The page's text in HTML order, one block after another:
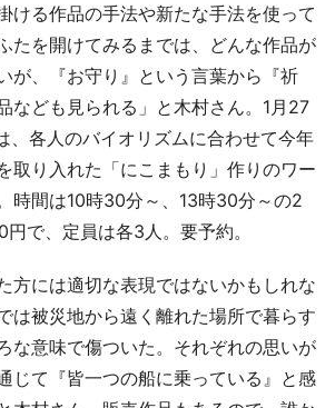
ける作品の手法や新たな手法を使って
たを開けてみるまでは、どんな作品が
が、『お守り』という言葉から『祈
なども見られる」と木村さん。1月27
、各人のバイオリズムに合わせて今年
取り入れた「にこまもり」作りのワー
時間は10時30分～、13時30分～の2
で、定員は各3人。要予約。
方には適切な表現ではないかもしれな
は被災地から遠く離れた場所で暮らす
な意味で傷ついた。それぞれの思いが
じて『皆一つの船に乗っている』と感